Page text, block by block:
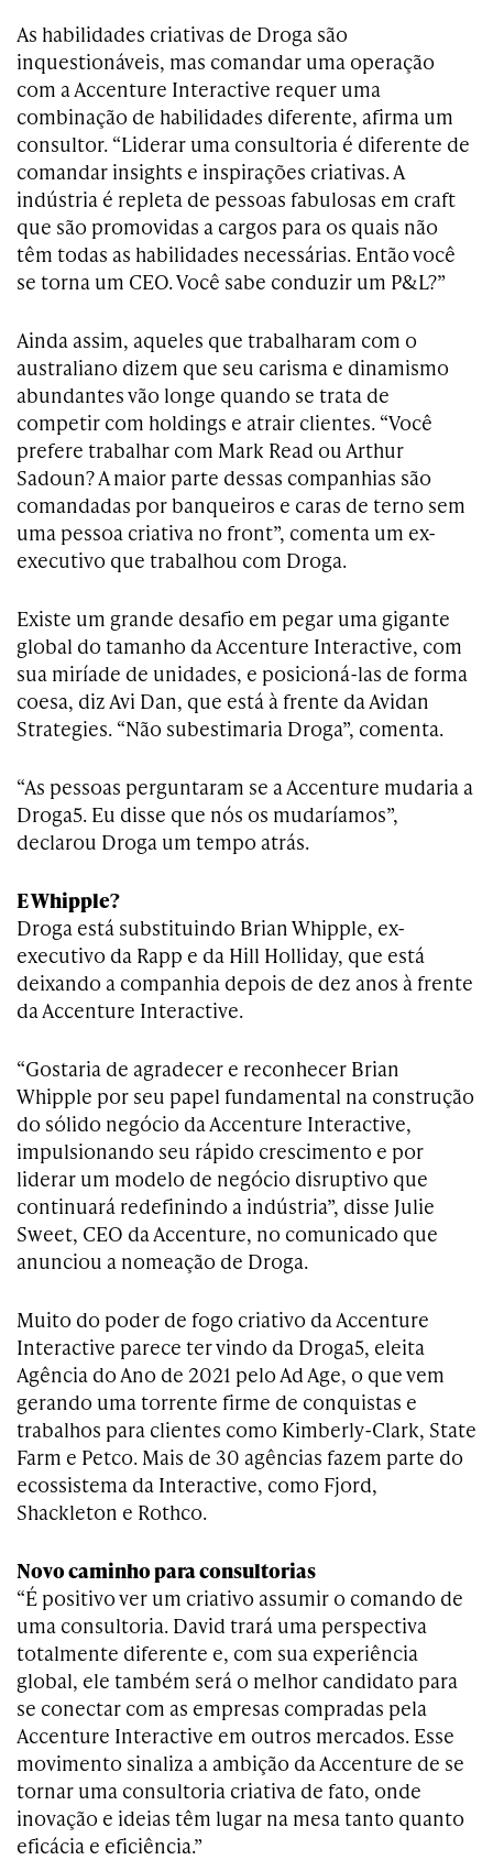
As habilidades criativas de Droga são
inquestionáveis, mas comandar uma operação
com a Accenture Interactive requer uma
combinação de habilidades diferente, afirma um
consultor. “Liderar uma consultoria é diferente de
comandar insights e inspirações criativas. A
indústria é repleta de pessoas fabulosas em craft
que são promovidas a cargos para os quais não
têm todas as habilidades necessárias. Então você
se torna um CEO. Você sabe conduzir um P&L?”
Ainda assim, aqueles que trabalharam com o
australiano dizem que seu carisma e dinamismo
abundantes vão longe quando se trata de
competir com holdings e atrair clientes. “Você
prefere trabalhar com Mark Read ou Arthur
Sadoun? A maior parte dessas companhias são
comandadas por banqueiros e caras de terno sem
uma pessoa criativa no front”, comenta um ex-
executivo que trabalhou com Droga.
Existe um grande desafio em pegar uma gigante
global do tamanho da Accenture Interactive, com
sua miríade de unidades, e posicioná-las de forma
coesa, diz Avi Dan, que está à frente da Avidan
Strategies. “Não subestimaria Droga”, comenta.
“As pessoas perguntaram se a Accenture mudaria a
Droga5. Eu disse que nós os mudaríamos”,
declarou Droga um tempo atrás.
E Whipple?
Droga está substituindo Brian Whipple, ex-
executivo da Rapp e da Hill Holliday, que está
deixando a companhia depois de dez anos à frente
da Accenture Interactive.
“Gostaria de agradecer e reconhecer Brian
Whipple por seu papel fundamental na construção
do sólido negócio da Accenture Interactive,
impulsionando seu rápido crescimento e por
liderar um modelo de negócio disruptivo que
continuará redefinindo a indústria”, disse Julie
Sweet, CEO da Accenture, no comunicado que
anunciou a nomeação de Droga.
Muito do poder de fogo criativo da Accenture
Interactive parece ter vindo da Droga5, eleita
Agência do Ano de 2021 pelo Ad Age, o que vem
gerando uma torrente firme de conquistas e
trabalhos para clientes como Kimberly-Clark, State
Farm e Petco. Mais de 30 agências fazem parte do
ecossistema da Interactive, como Fjord,
Shackleton e Rothco.
Novo caminho para consultorias
“É positivo ver um criativo assumir o comando de
uma consultoria. David trará uma perspectiva
totalmente diferente e, com sua experiência
global, ele também será o melhor candidato para
se conectar com as empresas compradas pela
Accenture Interactive em outros mercados. Esse
movimento sinaliza a ambição da Accenture de se
tornar uma consultoria criativa de fato, onde
inovação e ideias têm lugar na mesa tanto quanto
eficácia e eficiência.”